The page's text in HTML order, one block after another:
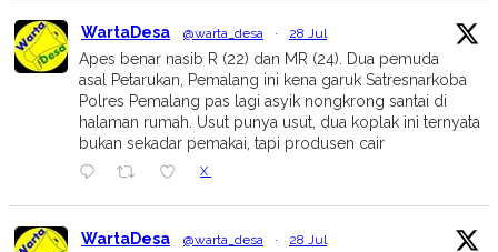
WartaDesa @warta_desa · 28 Jul
Apes benar nasib R (22) dan MR (24). Dua pemuda
asal Petarukan, Pemalang ini kena garuk Satresnarkoba
Polres Pemalang pas lagi asyik nongkrong santai di
halaman rumah. Usut punya usut, dua koplak ini ternyata
bukan sekadar pemakai, tapi produsen cair
X
WartaDesa @warta_desa · 28 Jul